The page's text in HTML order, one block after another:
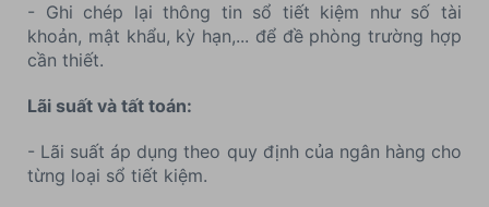
- Ghi chép lại thông tin sổ tiết kiệm như số tài
khoản, mật khẩu, kỳ hạn,... để đề phòng trường hợp
cần thiết.
Lãi suất và tất toán:
- Lãi suất áp dụng theo quy định của ngân hàng cho
từng loại sổ tiết kiệm.